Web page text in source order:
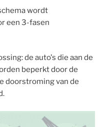
wordt
een 3-fasen
de auto's die aan de
beperkt door de
doorstroming van de